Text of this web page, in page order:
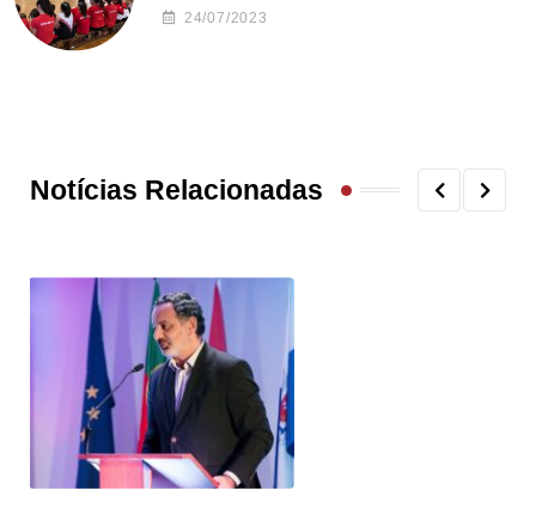
24/07/2023
Notícias Relacionadas